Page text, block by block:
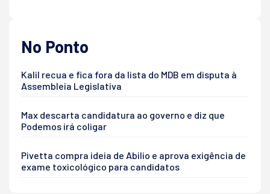
No Ponto
Kalil recua e fica fora da lista do MDB em disputa à
Assembleia Legislativa
Max descarta candidatura ao governo e diz que
Podemos irá coligar
Pivetta compra ideia de Abilio e aprova exigência de
exame toxicológico para candidatos